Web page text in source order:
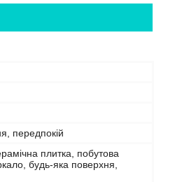
передпокій
плитка, побутова
будь-яка поверхня,